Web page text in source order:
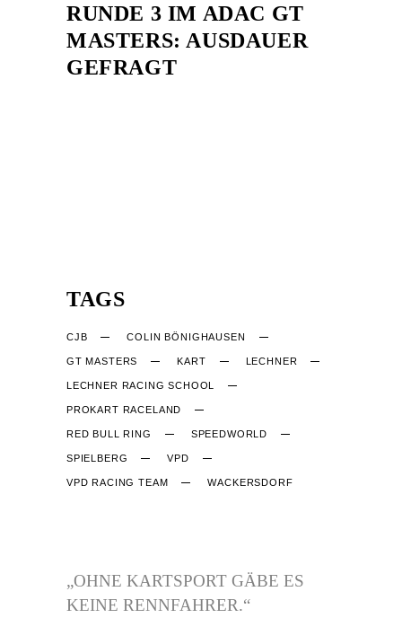
RUNDE 3 IM ADAC GT
MASTERS: AUSDAUER
GEFRAGT
TAGS
CJB COLIN BÖNIGHAUSEN
GT MASTERS KART LECHNER
LECHNER RACING SCHOOL
PROKART RACELAND
RED BULL RING SPEEDWORLD
SPIELBERG VPD
VPD RACING TEAM WACKERSDORF
„OHNE KARTSPORT GÄBE ES
KEINE RENNFAHRER.“